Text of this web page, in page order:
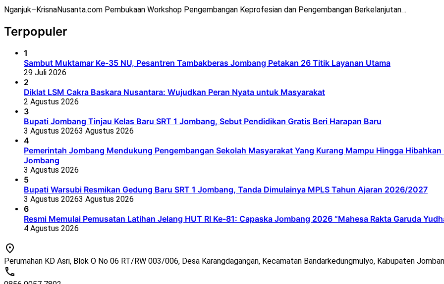
Nganjuk–KrisnaNusanta.com Pembukaan Workshop Pengembangan Keprofesian dan Pengembangan Berkelanjutan…
Terpopuler
1
Sambut Muktamar Ke-35 NU, Pesantren Tambakberas Jombang Petakan 26 Titik Layanan Utama
29 Juli 2026
2
Diklat LSM Cakra Baskara Nusantara: Wujudkan Peran Nyata untuk Masyarakat
2 Agustus 2026
3
Bupati Jombang Tinjau Kelas Baru SRT 1 Jombang, Sebut Pendidikan Gratis Beri Harapan Baru
3 Agustus 20263 Agustus 2026
4
Pemerintah Jombang Mendukung Pengembangan Sekolah Masyarakat Yang Kurang Mampu Hingga
Jombang
3 Agustus 2026
5
Bupati Warsubi Resmikan Gedung Baru SRT 1 Jombang, Tanda Dimulainya MPLS Tahun Ajaran 2026/2027
3 Agustus 20263 Agustus 2026
6
Resmi Memulai Pemusatan Latihan Jelang HUT RI Ke-81: Capaska Jombang 2026 “Mahesa Rakta Garuda
4 Agustus 2026
Perumahan KD Asri, Blok O No 06 RT/RW 003/006, Desa Karangdagangan, Kecamatan Bandarkedungmulyo, Kabupaten